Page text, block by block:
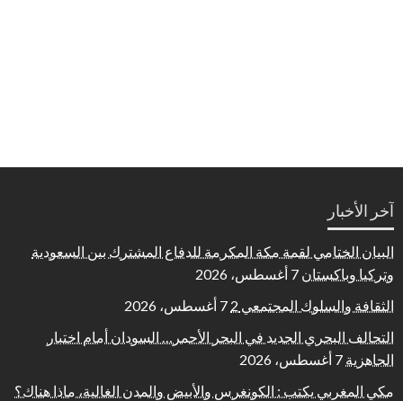
آخر الأخبار
البيان الختامي لقمة مكة المكرمة للدفاع المشترك بين السعودية
وتركيا وباكستان 7 أغسطس، 2026
الثقافة والسلوك المجتمعي 2
7 أغسطس، 2026
التحالف البحري الجديد في البحر الأحمر… السودان أمام اختبار
الجاهزية 7 أغسطس، 2026
مكي المغربي يكتب : الكونغرس والأبيض والمدن الغالية، ماذا هناك؟